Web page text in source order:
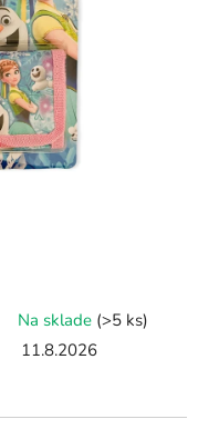
Na sklade (>5 ks)
11.8.2026